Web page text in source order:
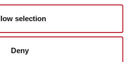
selection
Deny